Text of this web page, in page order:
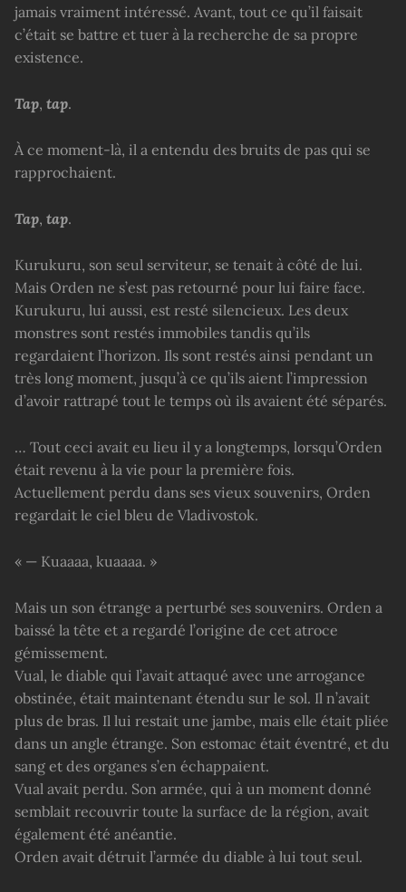
jamais vraiment intéressé. Avant, tout ce qu’il faisait
c’était se battre et tuer à la recherche de sa propre
existence.
Tap, tap.
À ce moment-là, il a entendu des bruits de pas qui se
rapprochaient.
Tap, tap.
Kurukuru, son seul serviteur, se tenait à côté de lui.
Mais Orden ne s’est pas retourné pour lui faire face.
Kurukuru, lui aussi, est resté silencieux. Les deux
monstres sont restés immobiles tandis qu’ils
regardaient l’horizon. Ils sont restés ainsi pendant un
très long moment, jusqu’à ce qu’ils aient l’impression
d’avoir rattrapé tout le temps où ils avaient été séparés.
… Tout ceci avait eu lieu il y a longtemps, lorsqu’Orden
était revenu à la vie pour la première fois.
Actuellement perdu dans ses vieux souvenirs, Orden
regardait le ciel bleu de Vladivostok.
« — Kuaaaa, kuaaaa. »
Mais un son étrange a perturbé ses souvenirs. Orden a
baissé la tête et a regardé l’origine de cet atroce
gémissement.
Vual, le diable qui l’avait attaqué avec une arrogance
obstinée, était maintenant étendu sur le sol. Il n’avait
plus de bras. Il lui restait une jambe, mais elle était pliée
dans un angle étrange. Son estomac était éventré, et du
sang et des organes s’en échappaient.
Vual avait perdu. Son armée, qui à un moment donné
semblait recouvrir toute la surface de la région, avait
également été anéantie.
Orden avait détruit l’armée du diable à lui tout seul.